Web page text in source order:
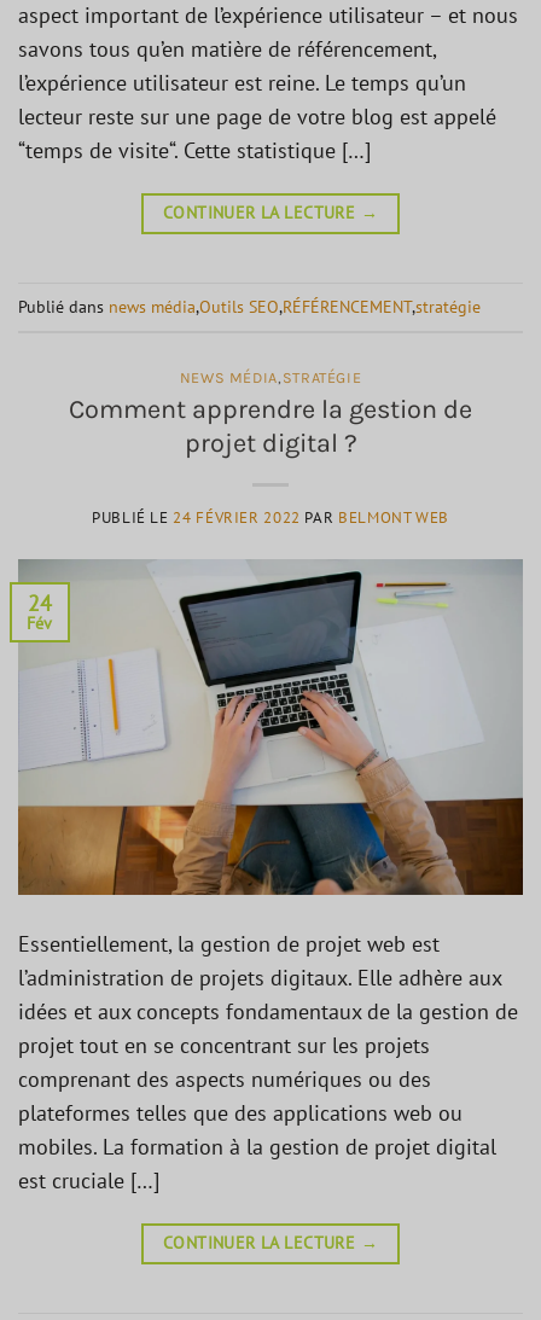
aspect important de l’expérience utilisateur – et nous
savons tous qu’en matière de référencement,
l’expérience utilisateur est reine. Le temps qu’un
lecteur reste sur une page de votre blog est appelé
“temps de visite“. Cette statistique […]
CONTINUER LA LECTURE →
Publié dans news média,Outils SEO,RÉFÉRENCEMENT,stratégie
NEWS MÉDIA, STRATÉGIE
Comment apprendre la gestion de
projet digital ?
PUBLIÉ LE 24 FÉVRIER 2022 PAR BELMONT WEB
24
Fév
Essentiellement, la gestion de projet web est
l’administration de projets digitaux. Elle adhère aux
idées et aux concepts fondamentaux de la gestion de
projet tout en se concentrant sur les projets
comprenant des aspects numériques ou des
plateformes telles que des applications web ou
mobiles. La formation à la gestion de projet digital
est cruciale […]
CONTINUER LA LECTURE →